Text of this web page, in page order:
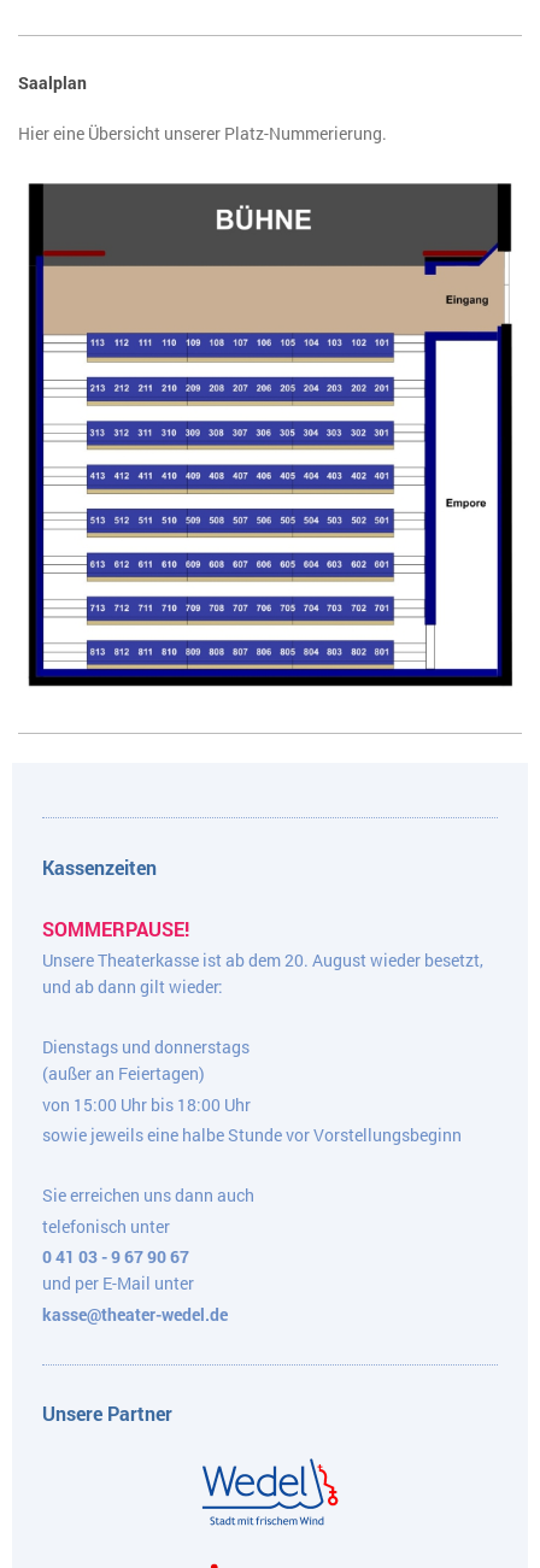
Saalplan
Hier eine Übersicht unserer Platz-Nummerierung.
Kassenzeiten
SOMMERPAUSE!
Unsere Theaterkasse ist ab dem 20. August wieder besetzt,
und ab dann gilt wieder:
Dienstags und donnerstags
(außer an Feiertagen)
von 15:00 Uhr bis 18:00 Uhr
sowie jeweils eine halbe Stunde vor Vorstellungsbeginn
Sie erreichen uns dann auch
telefonisch unter
0 41 03 - 9 67 90 67
und per E-Mail unter
kasse@theater-wedel.de
Unsere Partner